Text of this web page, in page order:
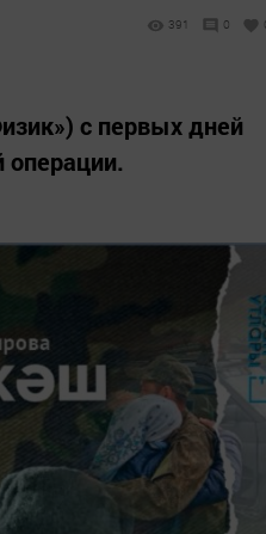
391 0
с первых дней
операции.